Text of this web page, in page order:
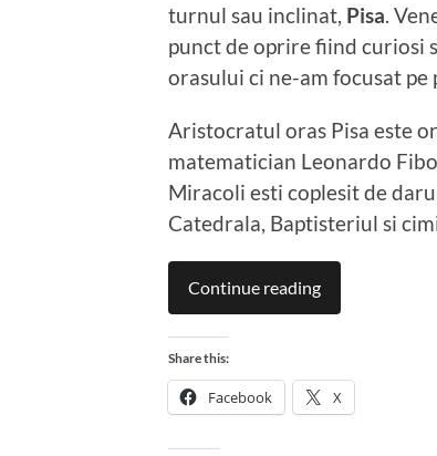
turnul sau inclinat, Pisa.
punct de oprire fiind curiosi
orasului ci ne-am focusat
Aristocratul oras Pisa este
matematician Leonardo
Miracoli esti coplesit de
Catedrala, Baptisteriul si
Continue reading
Share this:
Facebook X